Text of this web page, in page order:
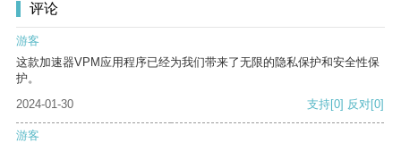
评论
游客
这款加速器VPM应用程序已经为我们带来了无限的隐私保护和安全性保
护。
2024-01-30
支持[0] 反对[0]
游客